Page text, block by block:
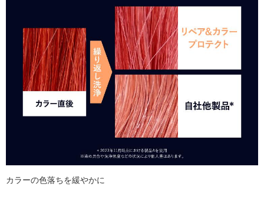
カラーの色落ちを緩やかに